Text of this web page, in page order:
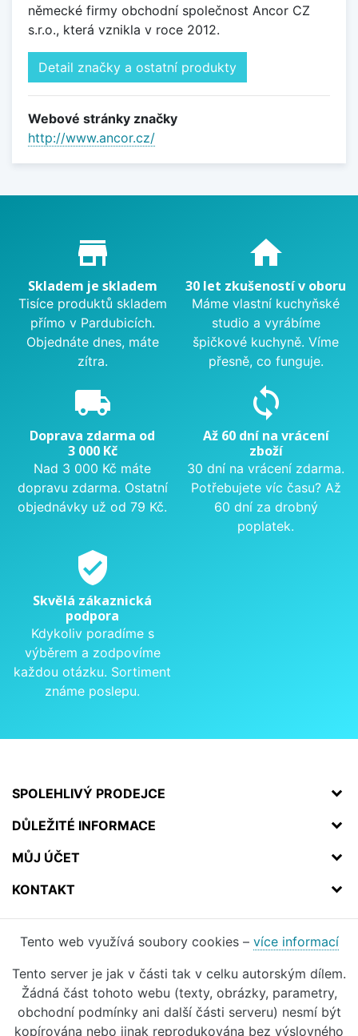
německé firmy obchodní společnost Ancor CZ
s.r.o., která vznikla v roce 2012.
Detail značky a ostatní produkty
Webové stránky značky
http://www.ancor.cz/
Proč nakupovat u nás?
store_mall_directory
Skladem je skladem
Tisíce produktů skladem
přímo v Pardubicích.
Objednáte dnes, máte
zítra.
home
30 let zkušeností v oboru
Máme vlastní kuchyňské
studio a vyrábíme
špičkové kuchyně. Víme
přesně, co funguje.
local_shipping
Doprava zdarma od
3 000 Kč
Nad 3 000 Kč máte
dopravu zdarma. Ostatní
objednávky už od 79 Kč.
sync
Až 60 dní na vrácení
zboží
30 dní na vrácení zdarma.
Potřebujete víc času? Až
60 dní za drobný
poplatek.
verified_user
Skvělá zákaznická
podpora
Kdykoliv poradíme s
výběrem a zodpovíme
každou otázku. Sortiment
známe poslepu.
SPOLEHLIVÝ PRODEJCE
DŮLEŽITÉ INFORMACE
MŮJ ÚČET
KONTAKT
Tento web využívá soubory cookies – více informací
Tento server je jak v části tak v celku autorským dílem.
Žádná část tohoto webu (texty, obrázky, parametry,
obchodní podmínky ani další části serveru) nesmí být
kopírována nebo jinak reprodukována bez výslovného